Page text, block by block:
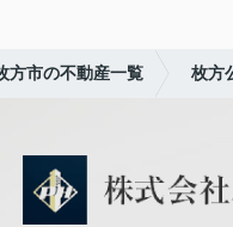
方市の不動産一覧 枚方